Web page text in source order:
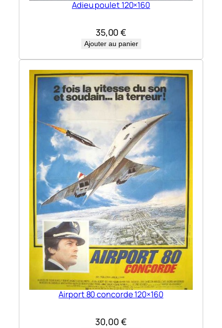
Adieu poulet 120×160
35,00€
Ajouter au panier
Airport 80 concorde 120×160
30,00 €